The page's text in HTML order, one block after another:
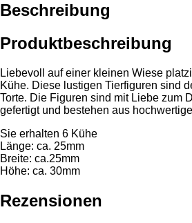
Beschreibung
Produktbeschreibung
Liebevoll auf einer kleinen Wiese
Kühe. Diese lustigen Tierfiguren sind
Torte. Die Figuren sind mit Liebe zum
gefertigt und bestehen aus
Sie erhalten 6 Kühe
Länge: ca. 25mm
Breite: ca.25mm
Höhe: ca. 30mm
Rezensionen